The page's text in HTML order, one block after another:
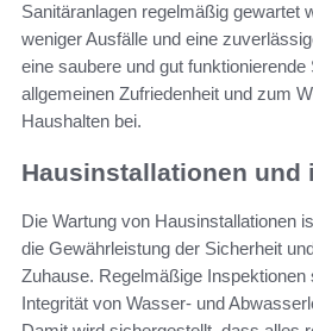
Sanitäranlagen regelmäßig gewartet
weniger Ausfälle und eine
eine saubere und gut
allgemeinen Zufriedenheit und zum
Haushalten bei.
Hausinstallationen und
Die Wartung von Hausinstallationen
die Gewährleistung der Sicherheit
Zuhause. Regelmäßige
Integrität von Wasser- und